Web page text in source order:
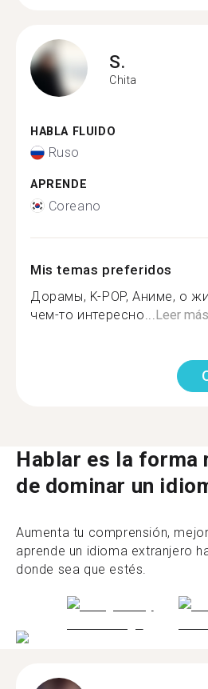
S.
Chita
HABLA FLUIDO
Ruso
APRENDE
Coreano
Mis temas preferidos
Дорамы, K-POP, Аниме, о
чем-то интересно... Leer más
Hablar es la forma
de dominar un
Aumenta tu comprensión,
aprende un idioma extranjero
donde sea que estés.